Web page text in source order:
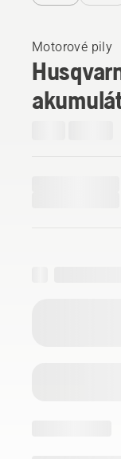
Motorové pily